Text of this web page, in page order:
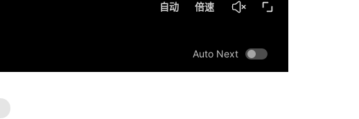
Auto Next